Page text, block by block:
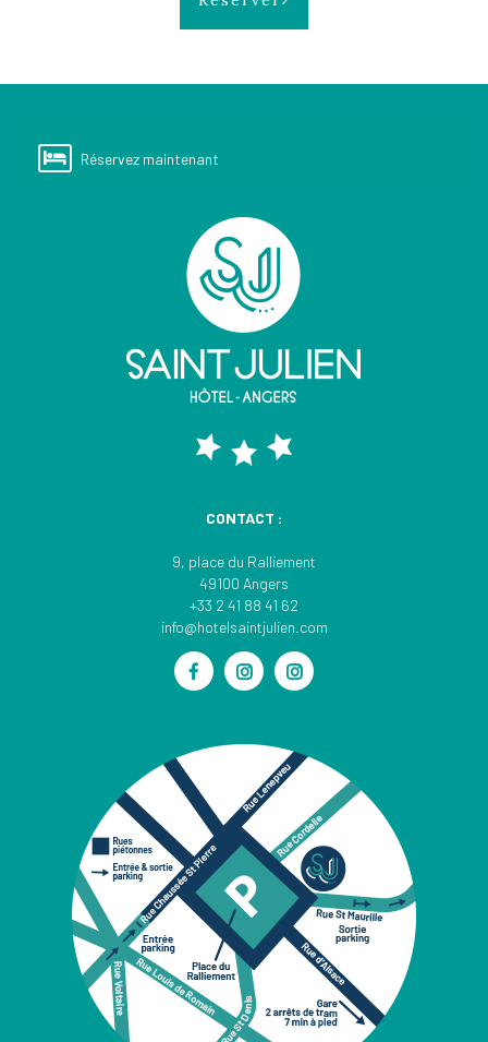
Réservez maintenant
CONTACT :
9, place du Ralliement
49100 Angers
+33 2 41 88 41 62
info@hotelsaintjulien.com